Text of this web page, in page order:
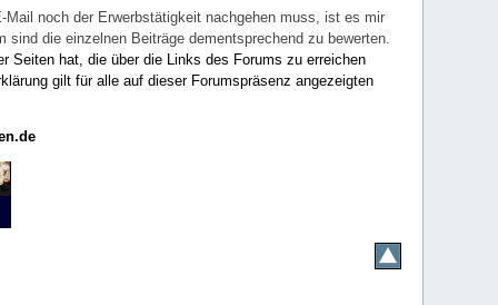
noch der Erwerbstätigkeit nachgehen muss, ist es mir
die einzelnen Beiträge dementsprechend zu bewerten.
Seiten hat, die über die Links des Forums zu erreichen
gilt für alle auf dieser Forumspräsenz angezeigten